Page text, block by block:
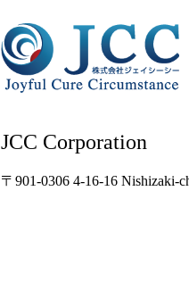
JCC Corporation
〒901-0306 4-16-16 Nishizaki-